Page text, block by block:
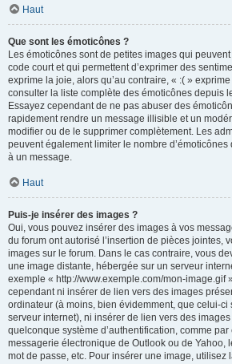
Haut
Que sont les émoticônes ?
Les émoticônes sont de petites images qui
code court et qui permettent d’exprimer des
exprime la joie, alors qu’au contraire, « :( »
consulter la liste complète des émoticônes depuis
Essayez cependant de ne pas abuser des
rapidement rendre un message illisible et un
modifier ou de le supprimer complètement. Les
peuvent également limiter le nombre d’émoticônes
à un message.
Haut
Puis-je insérer des images ?
Oui, vous pouvez insérer des images à vos
du forum ont autorisé l’insertion de pièces jointes,
images sur le forum. Dans le cas contraire, vous
une image distante, hébergée sur un serveur
exemple « http://www.exemple.com/mon-image.gif
cependant ni insérer de lien vers des images
ordinateur (à moins, bien évidemment, que celui-ci
serveur internet), ni insérer de lien vers des
quelconque système d’authentification, comme
messagerie électronique de Outlook ou de Yahoo,
mot de passe, etc. Pour insérer une image, utilisez